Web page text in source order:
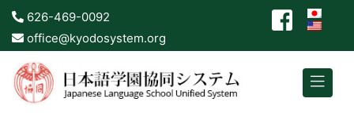
626-469-0092
office@kyodosystem.org